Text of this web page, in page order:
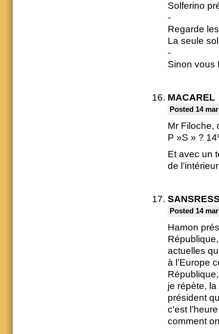
Solferino
-
Regarde
La seule
-
Sinon vous
MACAREL
Posted 14
Mr Filoche,
P »S » ?
Et avec un
de
Posted 14
Hamon
actuelles
à l’Europe
je répète,
président
c’est
comment